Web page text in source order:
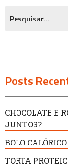
Posts
CHOCOLATE E
JUNTOS?
BOLO CALÓRICO
TORTA